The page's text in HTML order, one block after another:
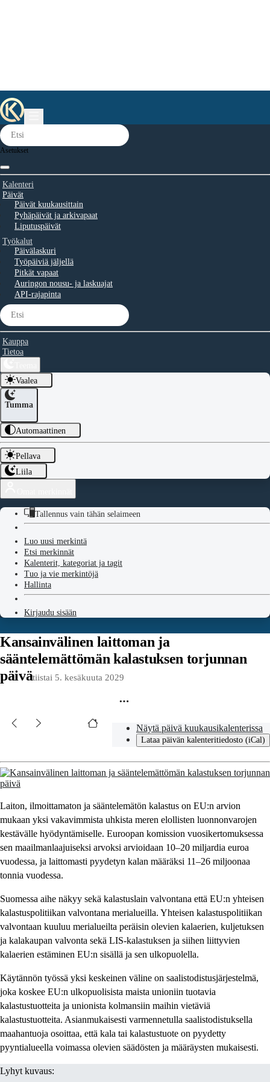
Asetukset
Kalenteri
Päivät
Päivät kuukausittain
Pyhäpäivät ja arkivapaat
Liputuspäivät
Työkalut
Päivälaskuri
Työpäiviä jäljellä
Pitkät vapaat
Auringon nousu- ja laskuajat
API-rajapinta
Kauppa
Tietoa
Vaalea
Tumma
Automaattinen
Pellava
Liila
Tallennus vain tähän selaimeen
Luo uusi merkintä
Etsi merkinnät
Kalenterit, kategoriat ja tagit
Tuo ja vie merkintöjä
Hallinta
Kirjaudu sisään
Kansainvälinen laittoman ja
sääntelemättömän kalastuksen torjunnan
päivätiistai 5. kesäkuuta 2029
Näytä päivä kuukausikalenterissa
Lataa päivän kalenteritiedosto (iCal)
Laiton, ilmoittamaton ja sääntelemätön kalastus on EU:n arvion
mukaan yksi vakavimmista uhkista meren elollisten luonnonvarojen
kestävälle hyödyntämiselle. Euroopan komission vuosikertomuksessa
sen maailmanlaajuiseksi arvoksi arvioidaan 10–20 miljardia euroa
vuodessa, ja laittomasti pyydetyn kalan määräksi 11–26 miljoonaa
tonnia vuodessa.
Suomessa aihe näkyy sekä kalastuslain valvontana että EU:n yhteisen
kalastuspolitiikan valvontana merialueilla. Yhteisen kalastuspolitiikan
valvontaan kuuluu merialueilta peräisin olevien kalaerien, kuljetuksen
ja kalakaupan valvonta sekä LIS-kalastuksen ja siihen liittyvien
kalaerien estäminen EU:n sisällä ja sen ulkopuolella.
Käytännön työssä yksi keskeinen väline on saalistodistusjärjestelmä,
joka koskee EU:n ulkopuolisista maista unioniin tuotavia
kalastustuotteita ja unionista kolmansiin maihin vietäviä
kalastustuotteita. Asianmukaisesti varmennetulla saalistodistuksella
maahantuoja osoittaa, että kala tai kalastustuote on pyydetty
pyyntialueella voimassa olevien säädösten ja määräysten mukaisesti.
Lyhyt kuvaus: